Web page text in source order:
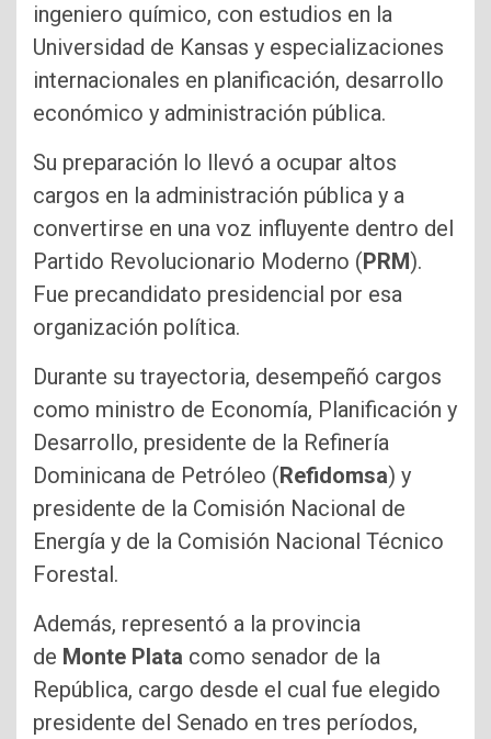
ingeniero químico, con estudios en la
Universidad de Kansas y especializaciones
internacionales en planificación, desarrollo
económico y administración pública.
Su preparación lo llevó a ocupar altos
cargos en la administración pública y a
convertirse en una voz influyente dentro del
Partido Revolucionario Moderno (PRM).
Fue precandidato presidencial por esa
organización política.
Durante su trayectoria, desempeñó cargos
como ministro de Economía, Planificación y
Desarrollo, presidente de la Refinería
Dominicana de Petróleo (Refidomsa) y
presidente de la Comisión Nacional de
Energía y de la Comisión Nacional Técnico
Forestal.
Además, representó a la provincia
de Monte Plata como senador de la
República, cargo desde el cual fue elegido
presidente del Senado en tres períodos,